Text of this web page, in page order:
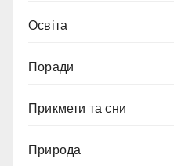
Освіта
Поради
Прикмети та сни
Природа